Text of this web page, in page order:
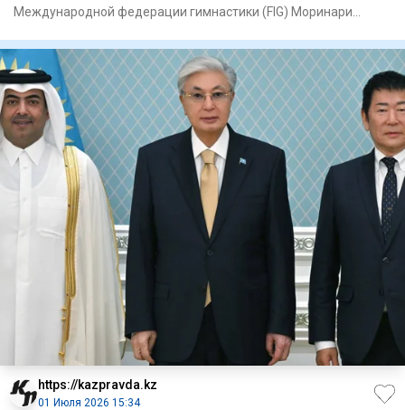
Международной федерации гимнастики (FIG) Моринари
https://kazpravda.kz
01 Июля 2026 15:34